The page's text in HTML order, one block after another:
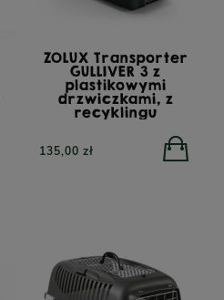
ZOLUX Transporter
GULLIVER 3 z
plastikowymi
drzwiczkami, z
recyklingu
135,00 zł